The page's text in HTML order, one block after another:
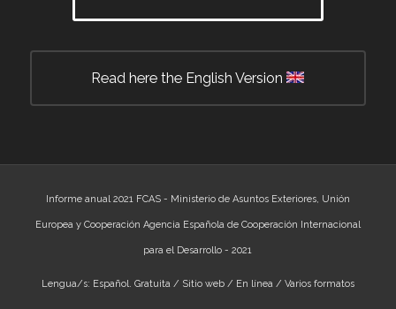
Read here the English Version
Informe anual 2021 FCAS - Ministerio de Asuntos Exteriores, Unión
Europea y Cooperación Agencia Española de Cooperación Internacional
para el Desarrollo - 2021
Lengua/s: Español. Gratuita / Sitio web / En línea / Varios formatos